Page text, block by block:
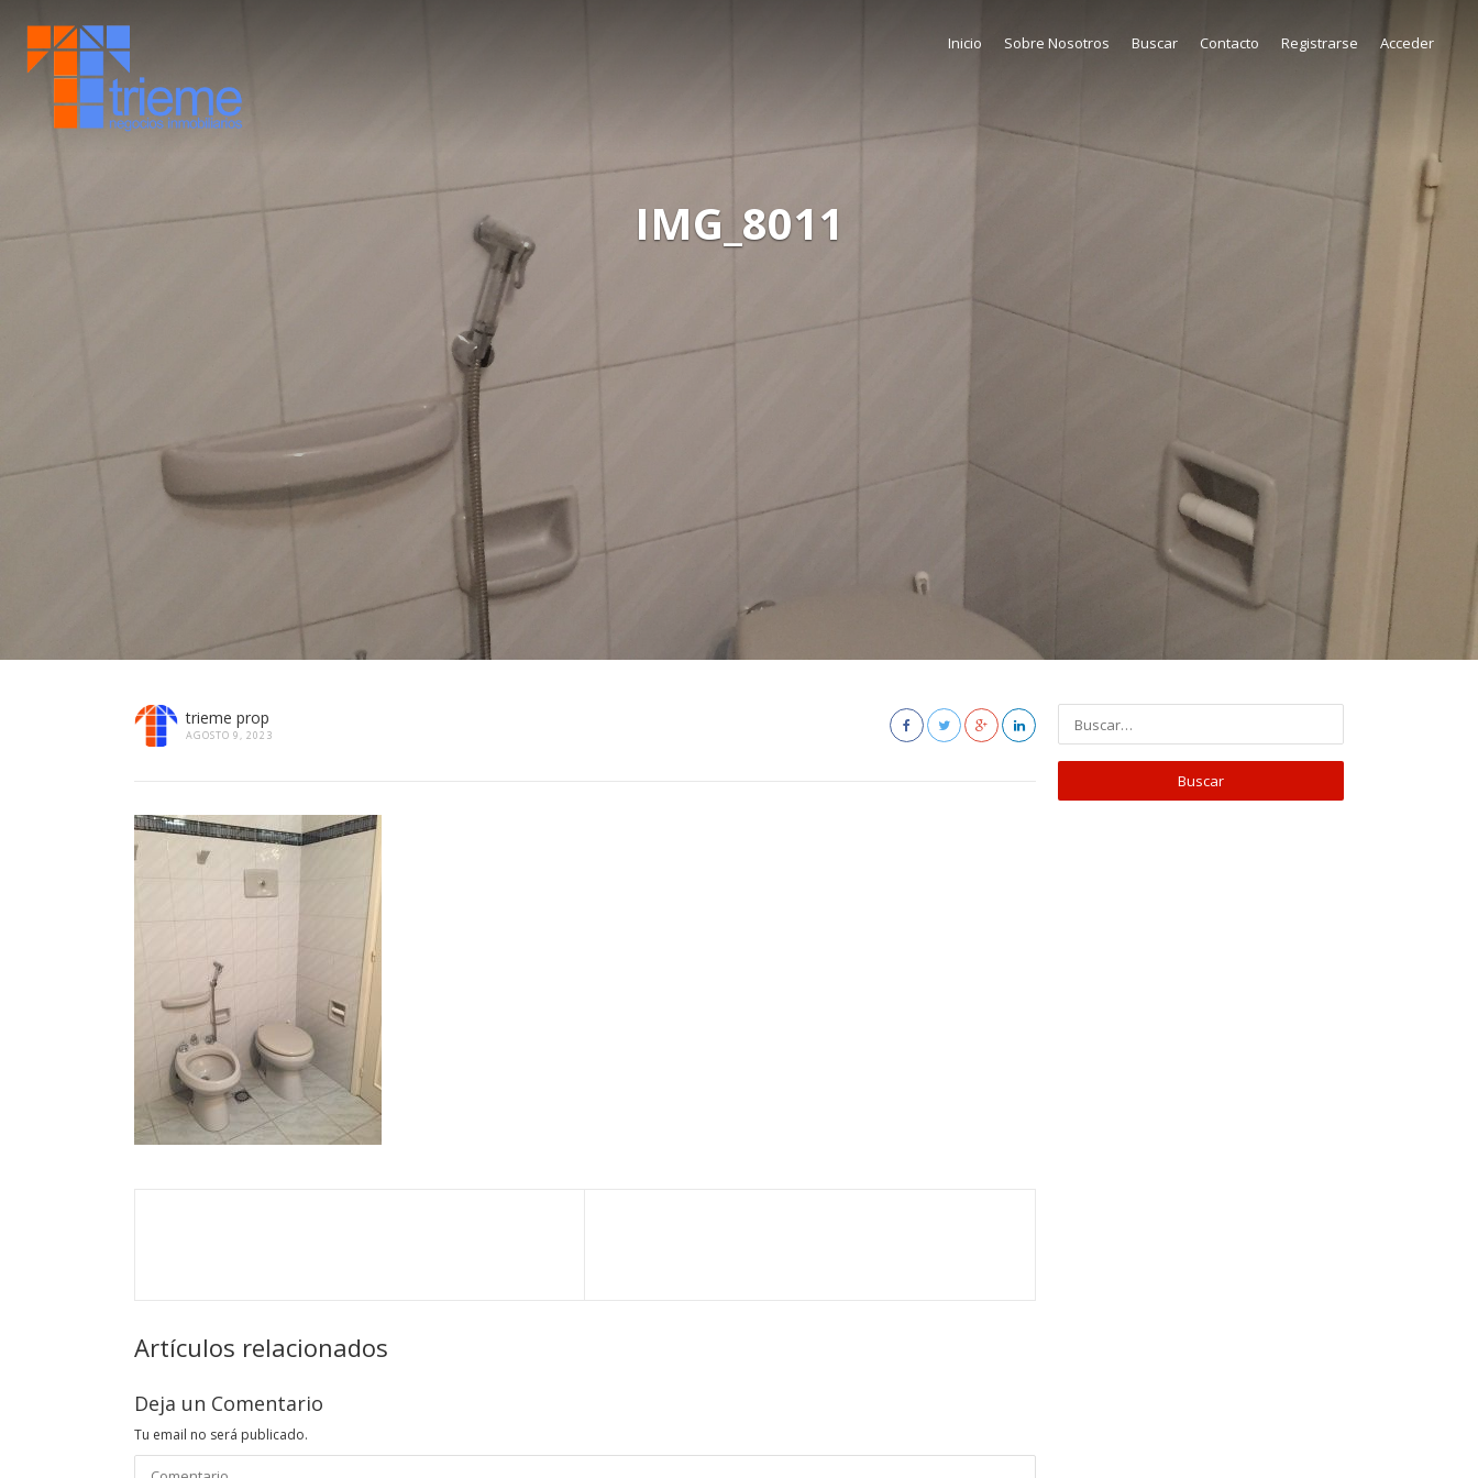
IMG_8011
Registrarse Acceder
Inicio Sobre Nosotros Buscar Contacto
trieme prop
AGOSTO 9, 2023
Artículos relacionados
Deja un Comentario
Tu email no será publicado.